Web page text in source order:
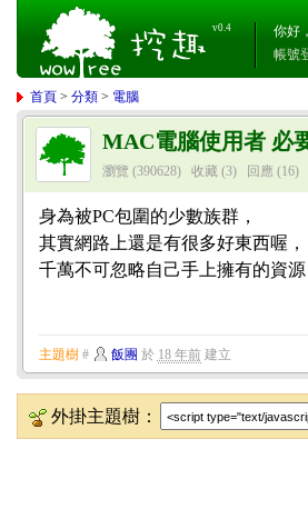
v0.4
你好
帳號
首頁 >分類 > 電腦
MAC電腦使用者 必
瀏覽 (390628) 收藏 (3) 回應 (16)
身為被PC包圍的少數族群，
其實網路上還是有很多好東西喔，
千萬不可忽略自己手上擁有的資源
主題樹 # 飯團 於 18 年前建立
外掛主題樹：